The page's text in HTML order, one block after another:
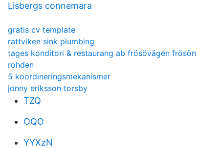
Lisbergs connemara
gratis cv template
rattviken sink plumbing
tages konditori & restaurang ab frösövägen frösön
rohden
5 koordineringsmekanismer
jonny eriksson torsby
TZQ
OQO
YYXzN